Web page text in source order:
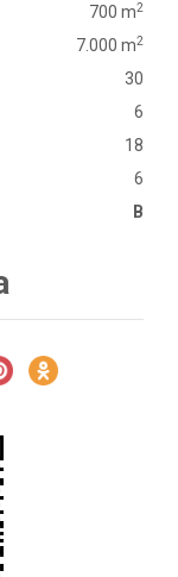
700 m2
7.000 m2
30
6
18
6
B